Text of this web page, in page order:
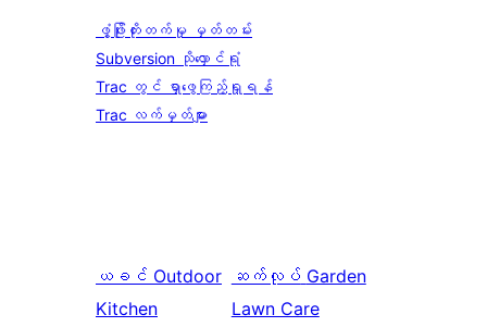
ဖွံ့ဖြိုးတိုးတက်မှု မှတ်တမ်း
Subversion သိုလှောင်ရုံ
Trac တွင် ရှာဖွေကြည့်ရှုရန်
Trac လက်မှတ်များ
ယခင် Outdoor
Kitchen
ဆက်လုပ် Garden
Lawn Care